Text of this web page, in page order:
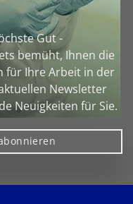
Gut -
bemüht, Ihnen die
für Ihre Arbeit in der
Newsletter
Neuigkeiten für Sie.